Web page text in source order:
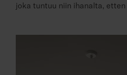
joka tuntuu niin ihanalta,